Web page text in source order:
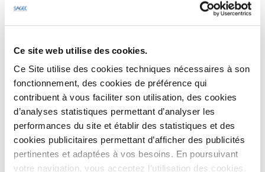
Ce site web utilise des cookies.
Ce Site utilise des cookies techniques nécessaires à son
fonctionnement, des cookies de préférence qui
contribuent à vous faciliter son utilisation, des cookies
d’analyses statistiques permettant d’analyser les
performances du site et établir des statistiques et des
cookies publicitaires permettant d’afficher des publicités
pertinentes et adaptées à vos besoins. En poursuivant
votre navigation, vous acceptez l’utilisation des cookies.
avantages !
Avantage n° 1 : Payer votre logement
Si votre bien neuf est situé dans une zone faisant
l’objet d’une rénovation urbaine(zone ANRU : Agence
Nationale pour la Rénovation Urbaine), ou dans un
périmètre de 300 m autour de cette zone,vous pouvez
profiter d’une TVA réduite à 5.5 % au lieu de 20 % sur
l’achat de votre logement neuf !